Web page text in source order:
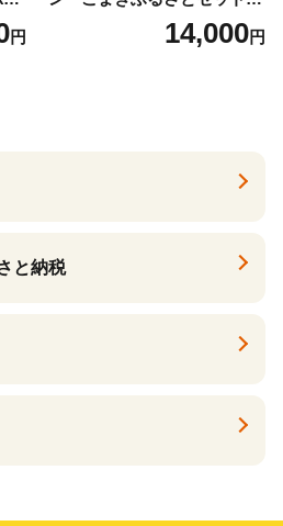
キ
円
（24個入り）／災害用備蓄
保存食 非常食 防災グッズに
14,000円
と納税